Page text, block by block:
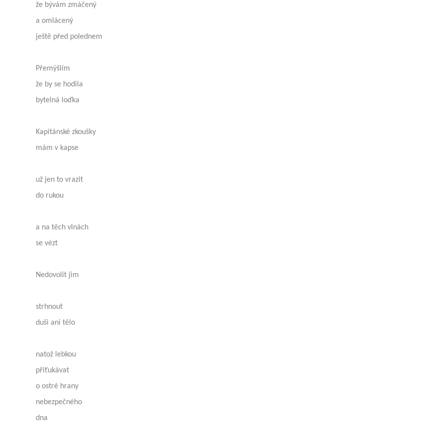
že bývám zmáčený
a omlácený
ještě před polednem
Přemýšlím
že by se hodila
bytelná loďka
Kapitánské zkoušky
mám v kapse
už jen to vrazit
do rukou
a na těch vlnách
se vézt
Nedovolit jim
strhnout
duši ani tělo
natož lebkou
přiťukávat
o ostré hrany
nebezpečného
dna